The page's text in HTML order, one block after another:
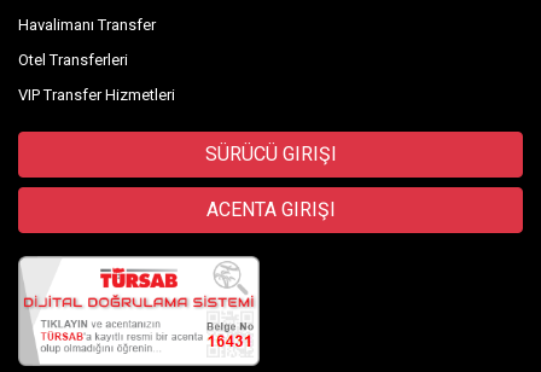
Havalimanı Transfer
Otel Transferleri
VIP Transfer Hizmetleri
SÜRÜCÜ GIRIŞI
ACENTA GIRIŞI